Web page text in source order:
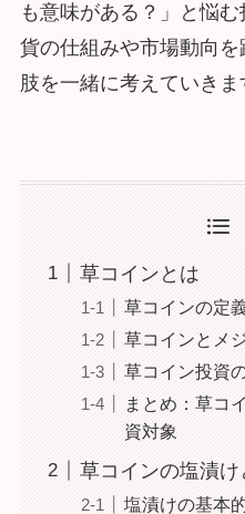
も意味がある？」と悩
貨の仕組みや市場動向
肢を一緒に考えていきま
草コインとは
草コインの定
草コインとメ
草コイン投資
まとめ：草コ
資対象
草コインの塩漬け
塩漬けの基本